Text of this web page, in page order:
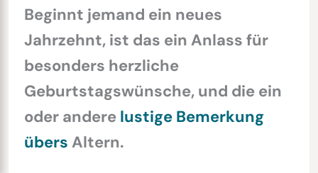
Beginnt jemand ein neues
Jahrzehnt, ist das ein Anlass für
besonders herzliche
Geburtstagswünsche, und die ein
oder andere lustige Bemerkung
übers Altern.